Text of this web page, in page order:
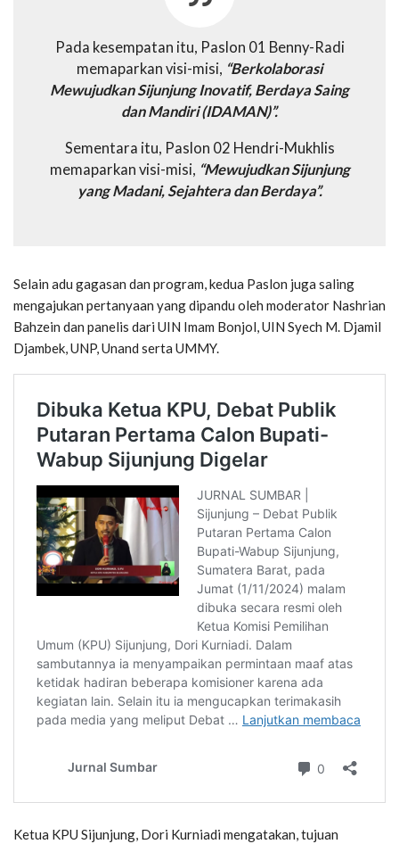
Pada kesempatan itu, Paslon 01 Benny-Radi
memaparkan visi-misi, “Berkolaborasi
Mewujudkan Sijunjung Inovatif, Berdaya Saing
dan Mandiri (IDAMAN)”.
Sementara itu, Paslon 02 Hendri-Mukhlis
memaparkan visi-misi, “Mewujudkan Sijunjung
yang Madani, Sejahtera dan Berdaya”.
Selain adu gagasan dan program, kedua Paslon juga saling
mengajukan pertanyaan yang dipandu oleh moderator Nashrian
Bahzein dan panelis dari UIN Imam Bonjol, UIN Syech M. Djamil
Djambek, UNP, Unand serta UMMY.
Ketua KPU Sijunjung, Dori Kurniadi mengatakan, tujuan